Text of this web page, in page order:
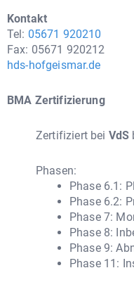
Kontakt
Tel: 05671 920210
Fax: 05671 920212
hds-hofgeismar.de
BMA Zertifizierung
Zertifiziert bei VdS
Phasen:
Phase 6.1:
Phase 6.2:
Phase 7:
Phase 8:
Phase 9:
Phase 11: